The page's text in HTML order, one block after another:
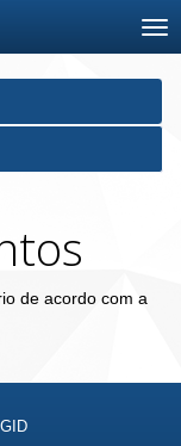
de acordo com a